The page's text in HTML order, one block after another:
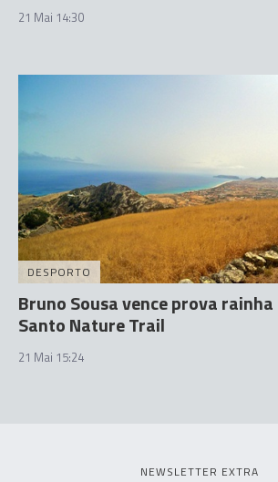
21 Mai 14:30
DESPORTO
Bruno Sousa vence prova
Santo Nature Trail
21 Mai 15:24
NEWSLETTER EXTRA